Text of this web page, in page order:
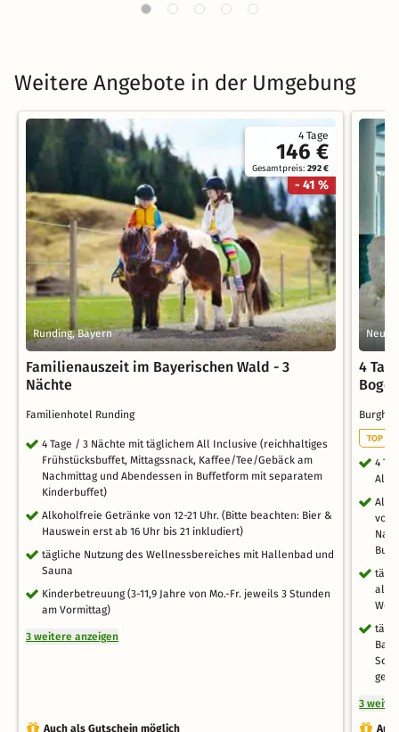
Weitere Angebote in der Umgebung
4 Tage
146 €
Gesamtpreis:292 €
- 41 %
Runding, Bayern
Familienauszeit im Bayerischen Wald - 3
Nächte
Familienhotel Runding
4 Tage / 3 Nächte mit täglichem All Inclusive (reichhaltiges
Frühstücksbuffet, Mittagssnack, Kaffee/Tee/Gebäck am
Nachmittag und Abendessen in Buffetform mit separatem
Kinderbuffet)
Alkoholfreie Getränke von 12-21 Uhr. (Bitte beachten: Bier &
Hauswein erst ab 16 Uhr bis 21 inkludiert)
tägliche Nutzung des Wellnessbereiches mit Hallenbad und
Sauna
Kinderbetreuung (3-11,9 Jahre von Mo.-Fr. jeweils 3 Stunden
am Vormittag)
3 weitere anzeigen
Auch als Gutschein möglich
4
TOP
4
All
All
vom
3